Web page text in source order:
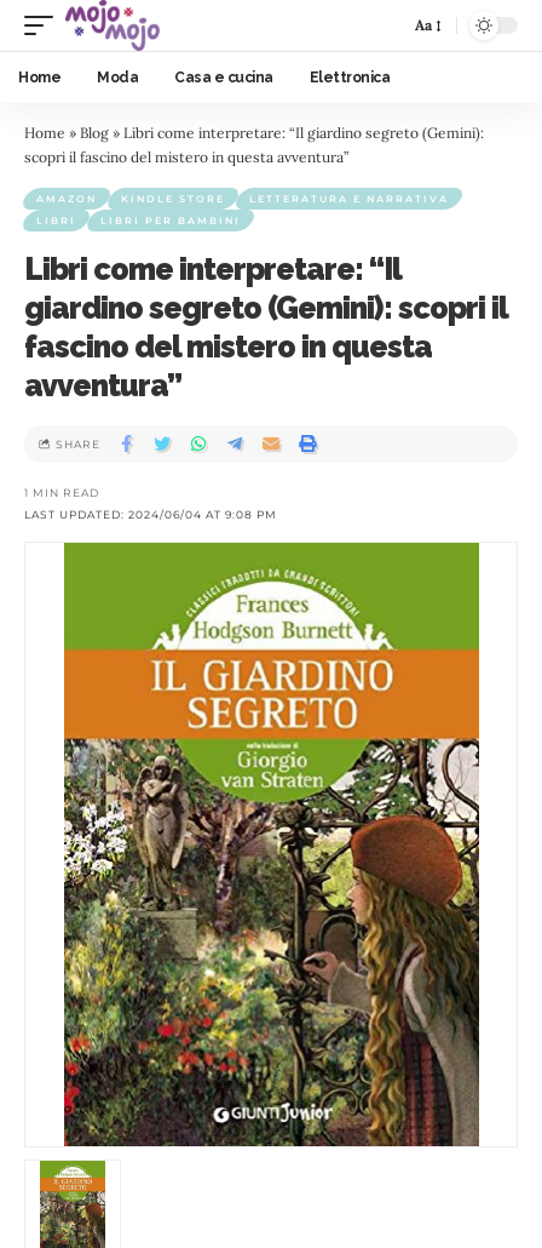
Aa
Home Moda Casa e cucina Elettronica
Home » Blog » Libri come interpretare: “Il giardino segreto (Gemini):
scopri il fascino del mistero in questa avventura”
AMAZON KINDLE STORE
LETTERATURA E NARRATIVA
LIBRI
LIBRI PER BAMBINI
Libri come interpretare: “Il
giardino segreto (Gemini): scopri il
fascino del mistero in questa
avventura”
LAST UPDATED: 2024/06/04 AT 9:08 PM
1 MIN READ
SHARE